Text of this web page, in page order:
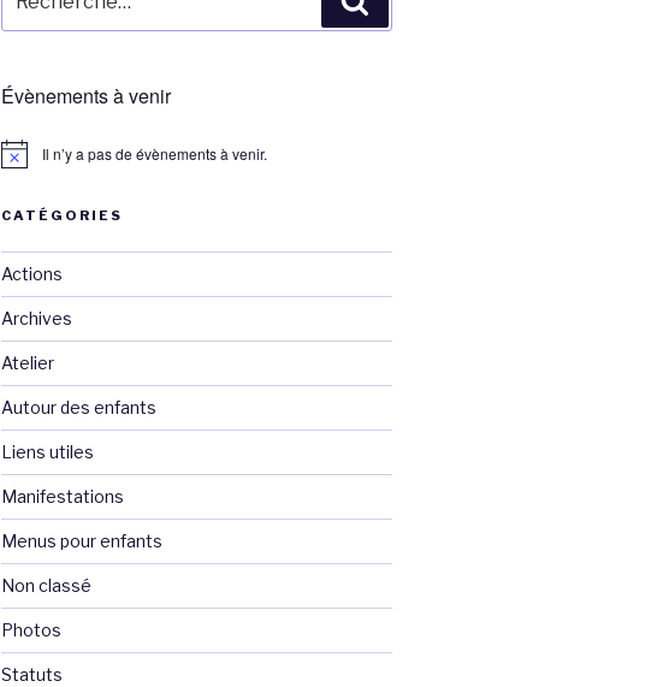
pour
:
Évènements à venir
Il n’y a pas de évènements à venir.
CATÉGORIES
Actions
Archives
Atelier
Autour des enfants
Liens utiles
Manifestations
Menus pour enfants
Non classé
Photos
Statuts